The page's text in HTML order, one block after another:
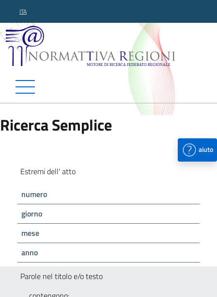
ITA
Normattiva Regioni -
Ricerca Semplice
aiuto
Estremi dell' atto
numero
giorno
mese
anno
Parole nel titolo e/o testo